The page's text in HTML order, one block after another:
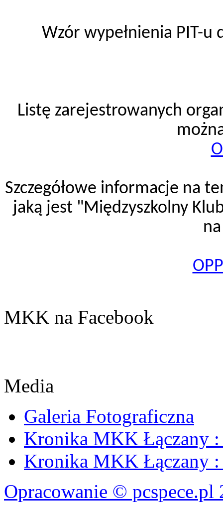
Wzór wypełnienia PIT-u
Listę zarejestrowanych
Szczegółowe informacje na
jaką jest "Międzyszkolny
MKK na Facebook
Media
Galeria Fotograficzna
Kronika MKK Łączany :
Kronika MKK Łączany :
Opracowanie © pcspece.pl